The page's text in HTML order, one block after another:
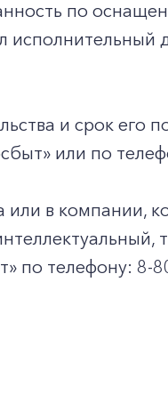
по
исполнительный
и срок его
или по
в компании,
по телефону: 8-